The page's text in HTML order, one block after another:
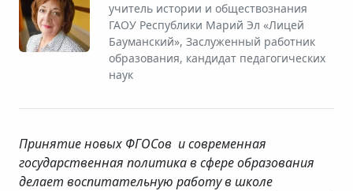
учитель истории и обществознания
ГАОУ Республики Марий Эл «Лицей
Бауманский», Заслуженный работник
образования, кандидат педагогических
наук
Принятие новых ФГОСов и современная
государственная политика в сфере образования
делает воспитательную работу в школе